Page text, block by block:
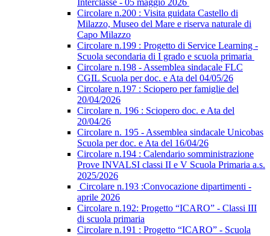
Interclasse - 05 maggio 2026
Circolare n.200 : Visita guidata Castello di
Milazzo, Museo del Mare e riserva naturale di
Capo Milazzo
Circolare n.199 : Progetto di Service Learning -
Scuola secondaria di I grado e scuola primaria
Circolare n.198 - Assemblea sindacale FLC
CGIL Scuola per doc. e Ata del 04/05/26
Circolare n.197 : Sciopero per famiglie del
20/04/2026
Circolare n. 196 : Sciopero doc. e Ata del
20/04/26
Circolare n. 195 - Assemblea sindacale Unicobas
Scuola per doc. e Ata del 16/04/26
Circolare n.194 : Calendario somministrazione
Prove INVALSI classi II e V Scuola Primaria a.s.
2025/2026
Circolare n.193 :Convocazione dipartimenti -
aprile 2026
Circolare n.192: Progetto “ICARO” - Classi III
di scuola primaria
Circolare n.191 : Progetto “ICARO” - Scuola